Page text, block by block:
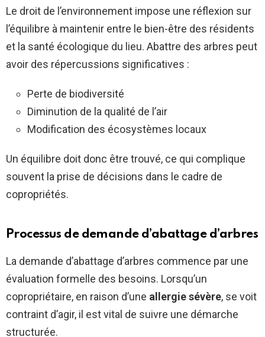
Le droit de l’environnement impose une réflexion sur
l’équilibre à maintenir entre le bien-être des résidents
et la santé écologique du lieu. Abattre des arbres peut
avoir des répercussions significatives :
Perte de biodiversité
Diminution de la qualité de l’air
Modification des écosystèmes locaux
Un équilibre doit donc être trouvé, ce qui complique
souvent la prise de décisions dans le cadre de
copropriétés.
Processus de demande d’abattage d’arbres
La demande d’abattage d’arbres commence par une
évaluation formelle des besoins. Lorsqu’un
copropriétaire, en raison d’une allergie sévère, se voit
contraint d’agir, il est vital de suivre une démarche
structurée.